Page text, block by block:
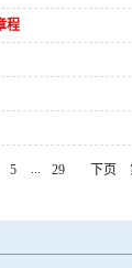
程
5 29 下页